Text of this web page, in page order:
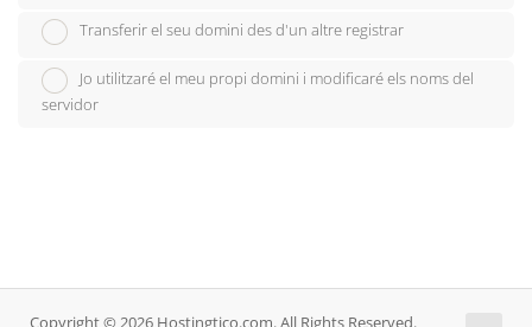
Transferir el seu domini des d'un altre registrar
Jo utilitzaré el meu propi domini i modificaré els noms del
servidor
Copyright © 2026 Hostingtico.com. All Rights Reserved.